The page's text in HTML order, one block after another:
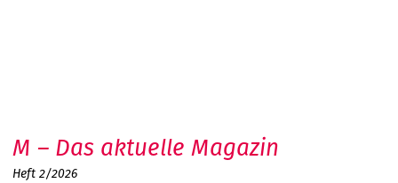
M – Das aktuelle Magazin
Heft 2/2026